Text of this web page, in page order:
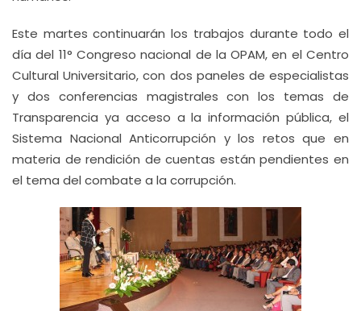
Este martes continuarán los trabajos durante todo el
día del 11° Congreso nacional de la OPAM, en el Centro
Cultural Universitario, con dos paneles de especialistas
y dos conferencias magistrales con los temas de
Transparencia ya acceso a la información pública, el
Sistema Nacional Anticorrupción y los retos que en
materia de rendición de cuentas están pendientes en
el tema del combate a la corrupción.